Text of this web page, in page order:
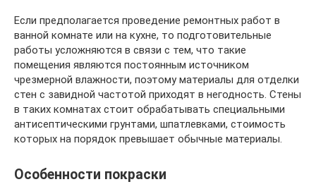
Если предполагается проведение ремонтных работ в
ванной комнате или на кухне, то подготовительные
работы усложняются в связи с тем, что такие
помещения являются постоянным источником
чрезмерной влажности, поэтому материалы для отделки
стен с завидной частотой приходят в негодность. Стены
в таких комнатах стоит обрабатывать специальными
антисептическими грунтами, шпатлевками, стоимость
которых на порядок превышает обычные материалы.
Особенности покраски